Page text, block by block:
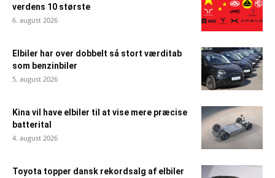
verdens 10 største
6. august 2026
Elbiler har over dobbelt så stort værditab
som benzinbiler
5. august 2026
Kina vil have elbiler til at vise mere præcise
batterital
4. august 2026
Toyota topper dansk rekordsalg af elbiler